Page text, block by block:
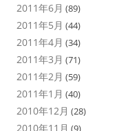
2011年6月 (89)
2011年5月 (44)
2011年4月 (34)
2011年3月 (71)
2011年2月 (59)
2011年1月 (40)
2010年12月 (28)
2010年11月 (9)